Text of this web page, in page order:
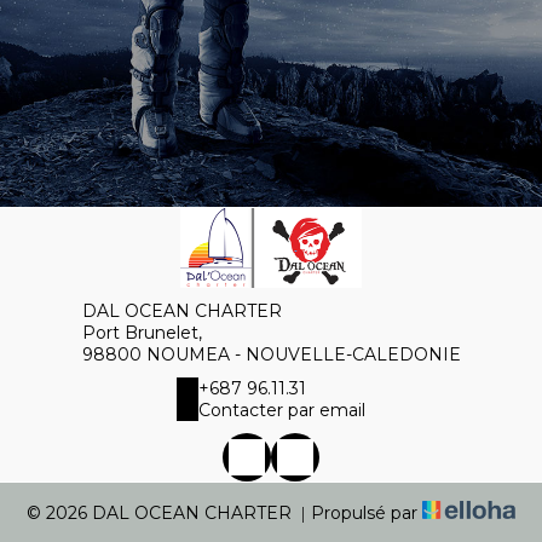
DAL OCEAN CHARTER
Port Brunelet,
98800 NOUMEA - NOUVELLE-CALEDONIE
+687 96.11.31
Contacter par email
© 2026 DAL OCEAN CHARTER | Propulsé par